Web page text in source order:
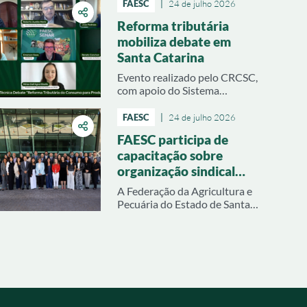
FAESC 24 de julho 2026
Reforma tributária
mobiliza debate em
Santa Catarina
Evento realizado pelo CRCSC,
com apoio do Sistema
especialistas para esclarecer os
fiscais sobre o agronegócio
FAESC 24 de julho 2026
FAESC participa de
capacitação sobre
organização sindical
patronal rural
promovida pela CNA
A Federação da Agricultura e
Pecuária do Estado de Santa